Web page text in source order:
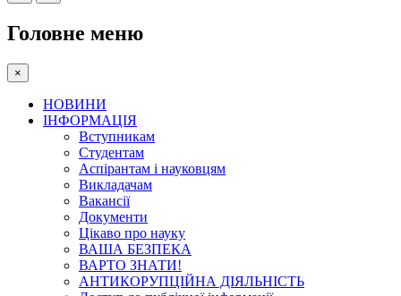
Головне меню
×
НОВИНИ
ІНФОРМАЦІЯ
Вступникам
Студентам
Аспірантам і науковцям
Викладачам
Вакансії
Документи
Цікаво про науку
ВАША БЕЗПЕКА
ВАРТО ЗНАТИ!
АНТИКОРУПЦІЙНА ДІЯЛЬНІСТЬ